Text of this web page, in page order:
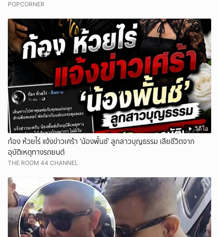
POPCORNER
วิดีโอ
ก้อง ห้วยไร่ แจ้งข่าวเศร้า 'น้องพั้นช์' ลูกสาวบุญธรรม เสียชีวิตจาก
อุบัติเหตุทางรถยนต์
THE ROOM 44 CHANNEL